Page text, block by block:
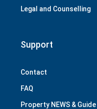
Legal and Counselling
Support
Contact
FAQ
Property NEWS & Guide